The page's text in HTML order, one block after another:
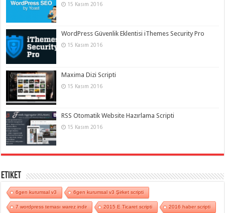
15 Kasım 2016
WordPress Güvenlik Eklentisi iThemes Security Pro
15 Kasım 2016
Maxima Dizi Scripti
15 Kasım 2016
RSS Otomatik Website Hazırlama Scripti
15 Kasım 2016
Etiket
6gen kurumsal v3 6gen kurumsal v3 Şirket scripti
7 wordpress teması warez indir 2015 E Ticaret scripti 2016 haber scripti